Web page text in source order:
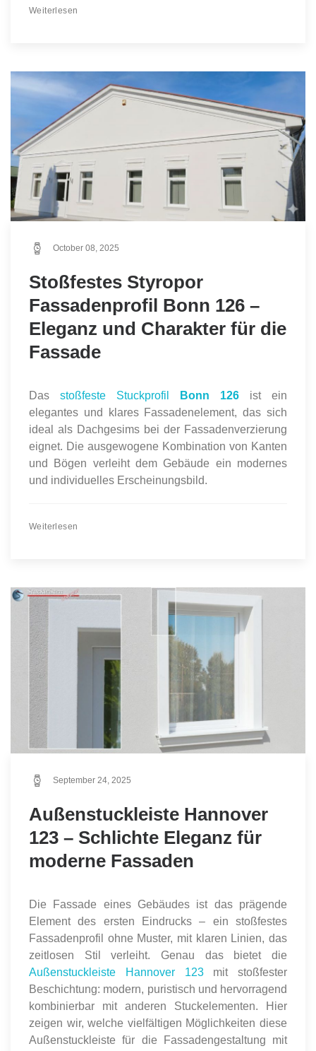
Weiterlesen
October 08, 2025
Stoßfestes Styropor
Fassadenprofil Bonn 126 –
Eleganz und Charakter für die
Fassade
Das stoßfeste Stuckprofil Bonn 126 ist ein
elegantes und klares Fassadenelement, das sich
ideal als Dachgesims bei der Fassadenverzierung
eignet. Die ausgewogene Kombination von Kanten
und Bögen verleiht dem Gebäude ein modernes
und individuelles Erscheinungsbild.
Weiterlesen
September 24, 2025
Außenstuckleiste Hannover
123 – Schlichte Eleganz für
moderne Fassaden
Die Fassade eines Gebäudes ist das prägende
Element des ersten Eindrucks – ein stoßfestes
Fassadenprofil ohne Muster, mit klaren Linien, das
zeitlosen Stil verleiht. Genau das bietet die
Außenstuckleiste Hannover 123mit stoßfester
Beschichtung: modern, puristisch und hervorragend
kombinierbar mit anderen Stuckelementen. Hier
zeigen wir, welche vielfältigen Möglichkeiten diese
Außenstuckleiste für die Fassadengestaltung mit